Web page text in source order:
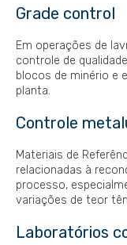
Grade control
Em operações de
controle de
blocos de minério e
planta.
Controle
Materiais de
relacionadas à
processo,
variações de teor
Laboratórios